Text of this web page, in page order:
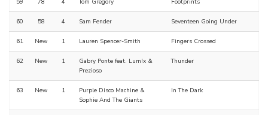
59 78 4 Tom Gregory Footprints
60 58 4 Sam Fender Seventeen Going Under
61 New 1 Lauren Spencer-Smith Fingers Crossed
62 New 1
Gabry Ponte feat. Lum!x &
Prezioso
Thunder
63 New 1
Purple Disco Machine &
Sophie And The Giants
In The Dark